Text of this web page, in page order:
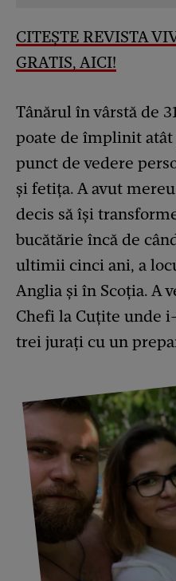
CITEȘTE REVISTA
GRATIS, AICI!
Tânărul în vârstă de
poate de împlinit
punct de vedere
și fetița. A avut
decis să își
bucătărie încă de
ultimii cinci ani, a
Anglia și în Scoția. A
Chefi la Cuțite unde
trei jurați cu un